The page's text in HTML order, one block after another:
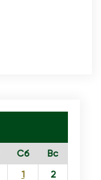
Сб
Вс
1
2